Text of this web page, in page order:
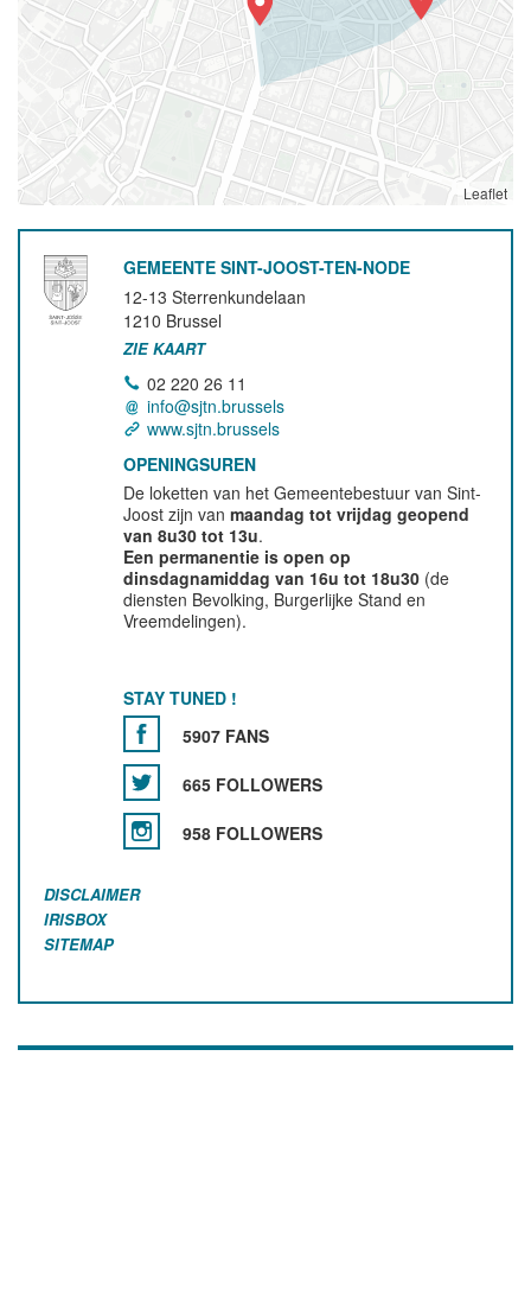
Leaflet
GEMEENTE SINT-JOOST-TEN-NODE
12-13 Sterrenkundelaan
1210 Brussel
ZIE KAART
02 220 26 11
info@sjtn.brussels
www.sjtn.brussels
OPENINGSUREN
De loketten van het Gemeentebestuur van Sint-
Joost zijn vanmaandag tot vrijdag geopend
van 8u30 tot 13u.
Een permanentie is open op
dinsdagnamiddag van 16u tot 18u30 (de
diensten Bevolking, Burgerlijke Stand en
Vreemdelingen).
STAY TUNED !
5907 FANS
665 FOLLOWERS
958 FOLLOWERS
DISCLAIMER
IRISBOX
SITEMAP